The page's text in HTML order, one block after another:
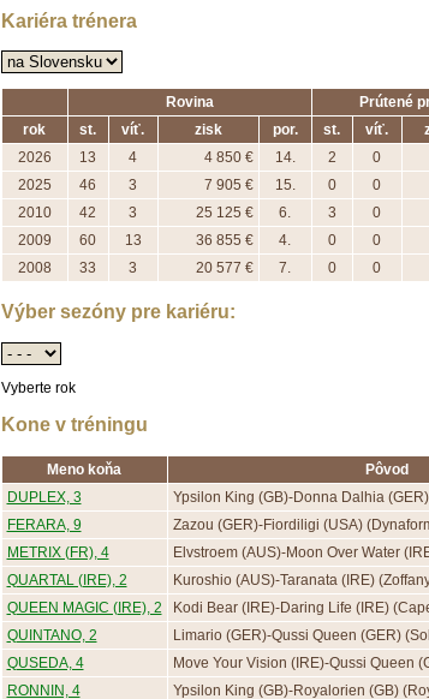
Kariéra trénera
Rovina Prútené
rok
st. víť. zisk por. st. víť.
2026
13 4 4 850 € 14. 2 0
2025
46 3 7 905 € 15. 0 0
2010
42 3 25 125 € 6. 3 0
2009
60 13 36 855 € 4. 0 0
2008
33 3 20 577 € 7. 0 0
Výber sezóny pre kariéru:
Vyberte rok
Kone v tréningu
Meno koňa Pôvod
DUPLEX, 3
Ypsilon King (GB)-Donna Dalhia
FERARA, 9
Zazou (GER)-Fiordiligi (USA)
METRIX (FR), 4
Elvstroem (AUS)-Moon Over Water
QUARTAL (IRE), 2
Kuroshio (AUS)-Taranata (IRE)
QUEEN MAGIC (IRE), 2
Kodi Bear (IRE)-Daring Life (IRE)
QUINTANO, 2
Limario (GER)-Qussi Queen (GER)
QUSEDA, 4
Move Your Vision (IRE)-Qussi Queen
RONNIN, 4
Ypsilon King (GB)-Royalorien (GB)